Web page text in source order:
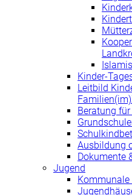
Kinder-
Leitbild
Beratung für
Ausbildung
Dokumente
Jugend